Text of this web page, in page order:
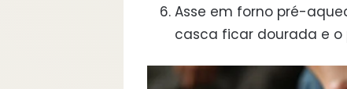
Asse em forno pré-
casca ficar dourada e o